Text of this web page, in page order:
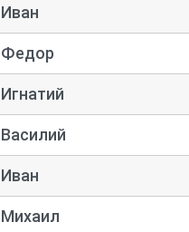
Иван
Федор
Игнатий
Василий
Иван
Михаил